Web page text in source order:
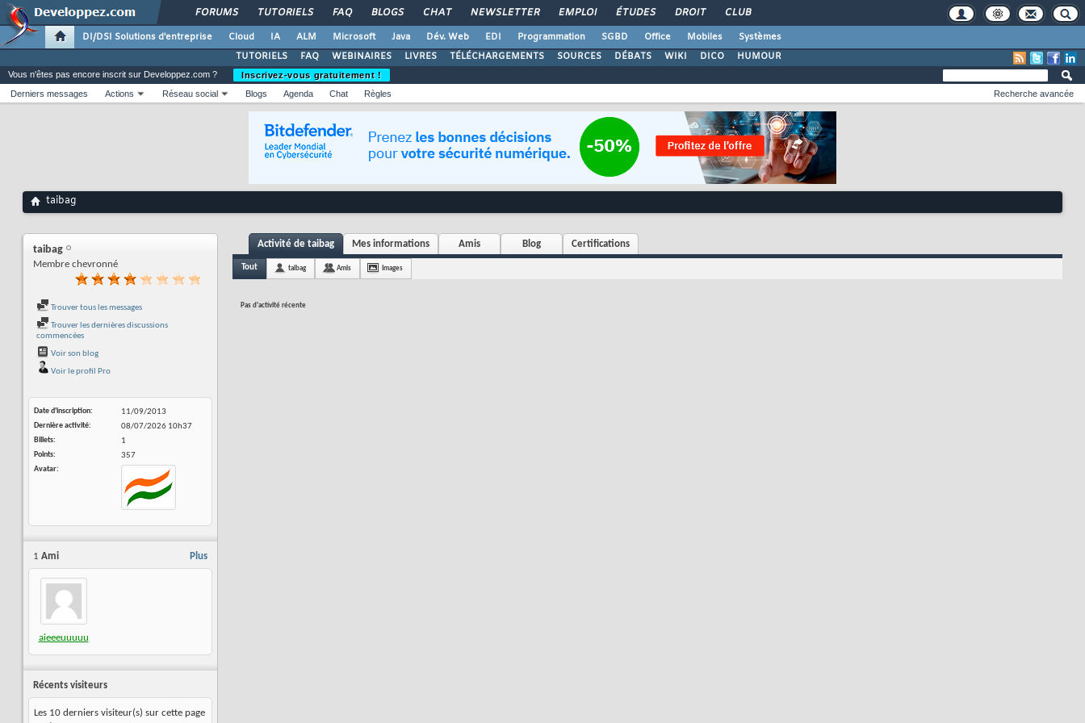
FORUMS TUTORIELS FAQ BLOGS CHAT NEWSLETTER EMPLOI ÉTUDES DROIT CLUB
DI/DSI Solutions d'entreprise Cloud IA ALM Microsoft Java Dév. Web EDI Programmation SGBD Office Mobiles
Systèmes
TUTORIELS
FAQ WEBINAIRES LIVRES TÉLÉCHARGEMENTS SOURCES DÉBATS WIKI DICO HUMOUR
Vous n'êtes pas encore inscrit sur Developpez.com ?
Inscrivez-vous gratuitement !
Derniers messages
Actions Réseau social Blogs Agenda Chat Règles Recherche avancée
taibag
taibag
Membre chevronné
Trouver tous les messages
Trouver les dernières discussions
commencées
Voir son blog
Voir le profil Pro
Date d'inscription
11/09/2013
Dernière activité
08/07/2026 10h37
Billets
1
Points
357
Avatar
Plus
1 Ami
aieeeuuuuu
Récents visiteurs
Les 10 derniers visiteur(s) sur cette page
Activité de taibag Mes informations Amis Blog Certifications
Tout taibag Amis Images
Pas d'activité récente